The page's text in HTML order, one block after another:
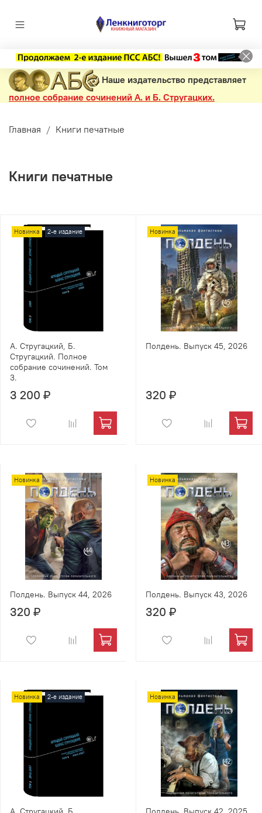
Наше издательство представляет
полное собрание сочинений А. и Б. Стругацких.
Главная Книги печатные
Книги печатные
Новинка 2-е издание
А. Стругацкий, Б.
Стругацкий. Полное
собрание сочинений. Том
3.
3 200 ₽
Новинка
Полдень. Выпуск 45, 2026
320 ₽
Новинка
Полдень. Выпуск 44, 2026
320 ₽
Новинка
Полдень. Выпуск 43, 2026
320 ₽
Новинка 2-е издание Новинка